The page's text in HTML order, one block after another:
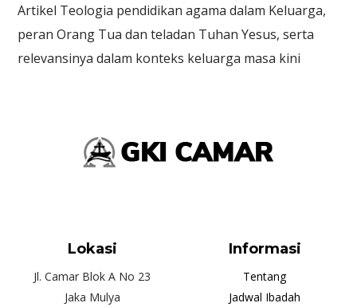
Artikel Teologia pendidikan agama dalam Keluarga,
peran Orang Tua dan teladan Tuhan Yesus, serta
relevansinya dalam konteks keluarga masa kini
Lokasi
Jl. Camar Blok A No 23
Jaka Mulya
Informasi
Tentang
Jadwal Ibadah